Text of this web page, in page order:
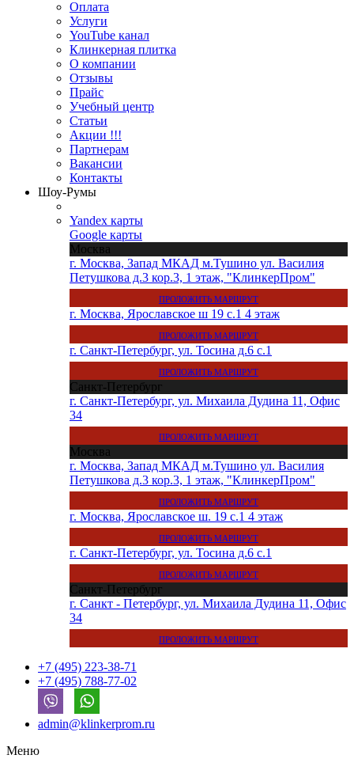
Оплата
Услуги
YouTube канал
Клинкерная плитка
О компании
Отзывы
Прайс
Учебный центр
Статьи
Акции !!!
Партнерам
Вакансии
Контакты
Шоу-Румы
Yandex карты
Google карты
Москва
г. Москва, Запад МКАД м.Тушино ул. Василия
Петушкова д.3 кор.3, 1 этаж, "КлинкерПром"
ПРОЛОЖИТЬ МАРШРУТ
г. Москва, Ярославское ш 19 с.1 4 этаж
ПРОЛОЖИТЬ МАРШРУТ
г. Санкт-Петербург, ул. Тосина д.6 с.1
ПРОЛОЖИТЬ МАРШРУТ
Санкт-Петербург
г. Санкт-Петербург, ул. Михаила Дудина 11, Офис
34
ПРОЛОЖИТЬ МАРШРУТ
Москва
г. Москва, Запад МКАД м.Тушино ул. Василия
Петушкова д.3 кор.3, 1 этаж, "КлинкерПром"
ПРОЛОЖИТЬ МАРШРУТ
г. Москва, Ярославское ш. 19 с.1 4 этаж
ПРОЛОЖИТЬ МАРШРУТ
г. Санкт-Петербург, ул. Тосина д.6 с.1
ПРОЛОЖИТЬ МАРШРУТ
Санкт-Петербург
г. Санкт - Петербург, ул. Михаила Дудина 11, Офис
34
ПРОЛОЖИТЬ МАРШРУТ
+7 (495) 223-38-71
+7 (495) 788-77-02
admin@klinkerprom.ru
Меню